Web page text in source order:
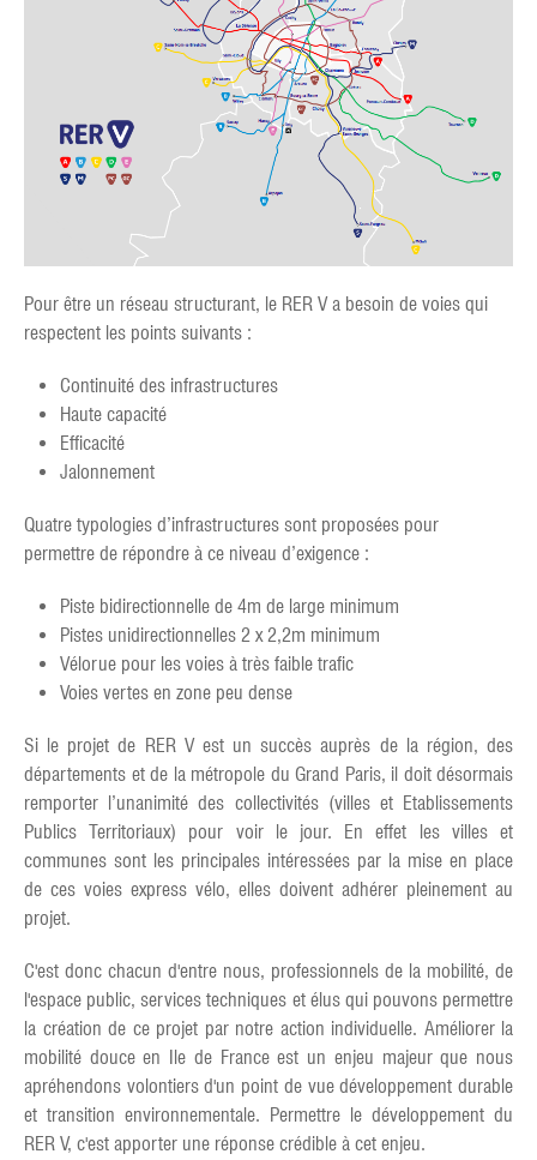
Pour être un réseau structurant, le RER V a besoin de voies qui
respectent les points suivants :
Continuité des infrastructures
Haute capacité
Efficacité
Jalonnement
Quatre typologies d’infrastructures sont proposées pour
permettre de répondre à ce niveau d’exigence :
Piste bidirectionnelle de 4m de large minimum
Pistes unidirectionnelles 2 x 2,2m minimum
Vélorue pour les voies à très faible trafic
Voies vertes en zone peu dense
Si le projet de RER V est un succès auprès de la région, des
départements et de la métropole du Grand Paris, il doit désormais
remporter l’unanimité des collectivités (villes et Etablissements
Publics Territoriaux) pour voir le jour. En effet les villes et
communes sont les principales intéressées par la mise en place
de ces voies express vélo, elles doivent adhérer pleinement au
projet.
C'est donc chacun d'entre nous, professionnels de la mobilité, de
l'espace public, services techniques et élus qui pouvons permettre
la création de ce projet par notre action individuelle. Améliorer la
mobilité douce en Ile de France est un enjeu majeur que nous
apréhendons volontiers d'un point de vue développement durable
et transition environnementale. Permettre le développement du
RER V, c'est apporter une réponse crédible à cet enjeu.